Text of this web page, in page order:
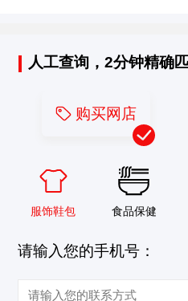
人工查询，2分钟精确
购买网店
服饰鞋包 食品保健
请输入您的手机号：